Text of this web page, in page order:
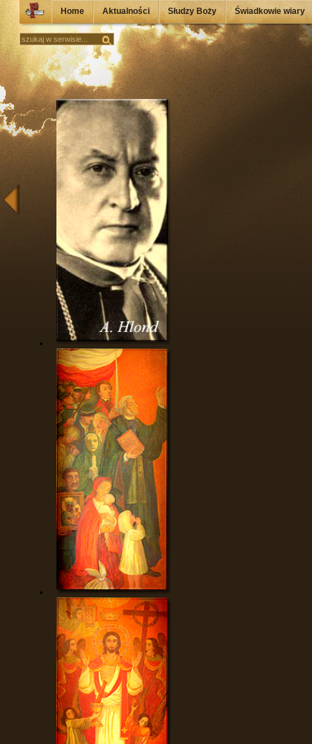
Home Aktualności Słudzy Boży Świadkowie wiary